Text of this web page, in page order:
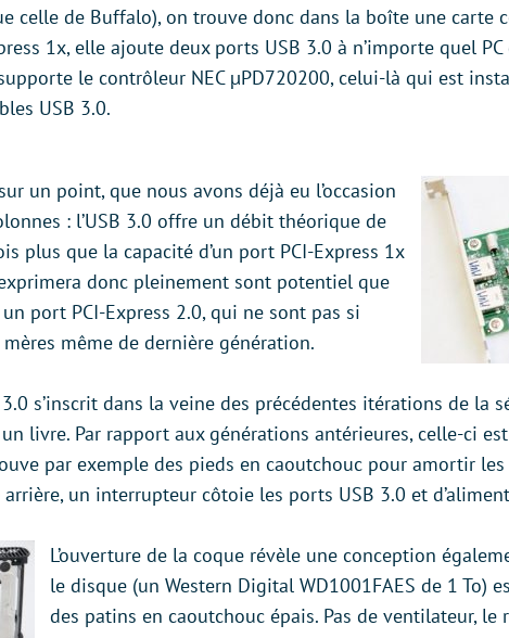
celle de Buffalo), on trouve donc dans la boîte une carte
1x, elle ajoute deux ports USB 3.0 à n’importe quel PC
le contrôleur NEC µPD720200, celui-là qui est
USB 3.0.
un point, que nous avons déjà eu l’occasion
: l’USB 3.0 offre un débit théorique de
plus que la capacité d’un port PCI-Express 1x
donc pleinement sont potentiel que
port PCI-Express 2.0, qui ne sont pas si
même de dernière génération.
s’inscrit dans la veine des précédentes itérations de la
livre. Par rapport aux générations antérieures, celle-ci
par exemple des pieds en caoutchouc pour amortir
un interrupteur côtoie les ports USB 3.0 et
L’ouverture de la coque révèle une conception
le disque (un Western Digital WD1001FAES de 1 To)
des patins en caoutchouc épais. Pas de ventilateur, le